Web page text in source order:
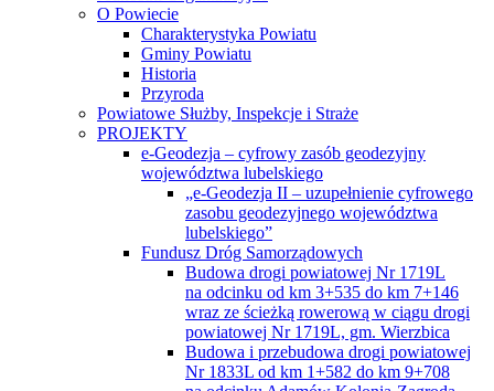
O Powiecie
Charakterystyka Powiatu
Gminy Powiatu
Historia
Przyroda
Powiatowe Służby, Inspekcje i Straże
PROJEKTY
e-Geodezja – cyfrowy zasób geodezyjny
województwa lubelskiego
„e-Geodezja II – uzupełnienie cyfrowego
zasobu geodezyjnego województwa
lubelskiego”
Fundusz Dróg Samorządowych
Budowa drogi powiatowej Nr 1719L
na odcinku od km 3+535 do km 7+146
wraz ze ścieżką rowerową w ciągu drogi
powiatowej Nr 1719L, gm. Wierzbica
Budowa i przebudowa drogi powiatowej
Nr 1833L od km 1+582 do km 9+708